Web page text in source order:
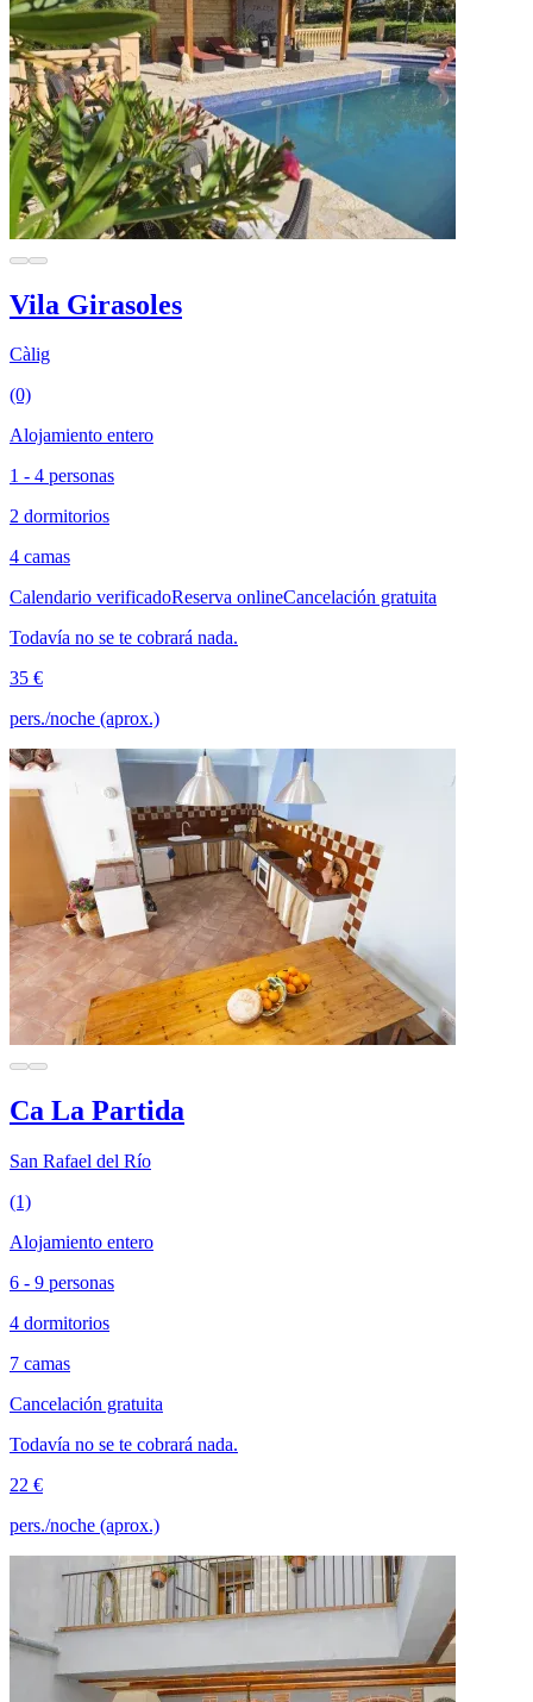
Vila Girasoles
Càlig
(0)
Alojamiento entero
1 - 4 personas
2 dormitorios
4 camas
Calendario verificadoReserva onlineCancelación gratuita
Todavía no se te cobrará nada.
35 €
pers./noche (aprox.)
Ca La Partida
San Rafael del Río
(1)
Alojamiento entero
6 - 9 personas
4 dormitorios
7 camas
Cancelación gratuita
Todavía no se te cobrará nada.
22 €
pers./noche (aprox.)